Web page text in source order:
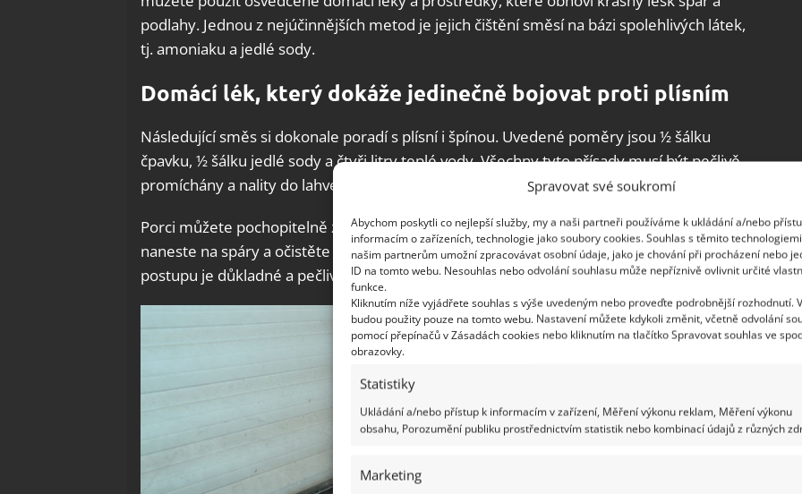
Spravovat své soukromí
Abychom poskytli co nejlepší služby, my a naši partneři používáme k ukládání a/nebo
informacím o zařízeních, technologie jako soubory cookies. Souhlas s těmito
našim partnerům umožní zpracovávat osobní údaje, jako je chování při procházení nebo
ID na tomto webu. Nesouhlas nebo odvolání souhlasu může nepříznivě ovlivnit určité
funkce.
Kliknutím níže vyjádřete souhlas s výše uvedeným nebo proveďte podrobnější rozhodnutí.
budou použity pouze na tomto webu. Nastavení můžete kdykoli změnit, včetně odvolání
pomocí přepínačů v Zásadách cookies nebo kliknutím na tlačítko Spravovat souhlas ve
obrazovky.
Statistiky
Ukládání a/nebo přístup k informacím v zařízení, Měření výkonu reklam, Měření výkonu
obsahu, Porozumění publiku prostřednictvím statistik nebo kombinací údajů z různých
Marketing
podlahy. Jednou z nejúčinnějších metod je jejich čištění směsí na bázi spolehlivých látek,
tj. amoniaku a jedlé sody.
Domácí lék, který dokáže jedinečně bojovat proti plísním
Následující směs si dokonale poradí s plísní i špínou. Uvedené poměry jsou ½ šálku
čpavku, ½ šálku jedlé sody a čtyři litry teplé vody. Všechny tyto přísady musí být pečlivě
promíchány a nality do lahve s rozprašovačem.
Porci můžete pochopitelně zmenšit podle toho, kolik prostředku potřebujete. Poté
naneste na spáry a očistěte měkkým hadříkem z mikrovlákna. Posledním prvkem
postupu je důkladné a pečlivé opláchnutí celé podlahy tak, jak jste zvyklí.